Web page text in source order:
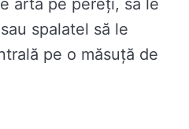
artă pe pereți, să le
spalatel să le
pe o măsuță de